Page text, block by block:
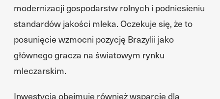
modernizacji gospodarstw rolnych i podniesieniu
standardów jakości mleka. Oczekuje się, że to
posunięcie wzmocni pozycję Brazylii jako
głównego gracza na światowym rynku
mleczarskim.
Inwestycja obejmuje również wsparcie dla